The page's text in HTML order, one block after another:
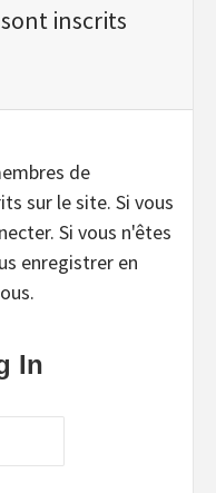
inscrits
de
sur le site. Si vous
Si vous n'êtes
enregistrer en
In